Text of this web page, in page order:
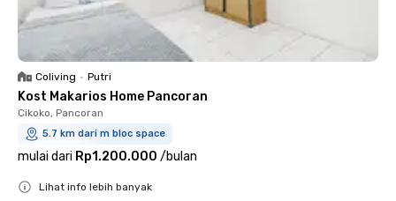
Coliving • Putri
Kost Makarios Home Pancoran
Cikoko, Pancoran
5.7 km dari m bloc space
mulai dari Rp1.200.000 /bulan
Lihat info lebih banyak